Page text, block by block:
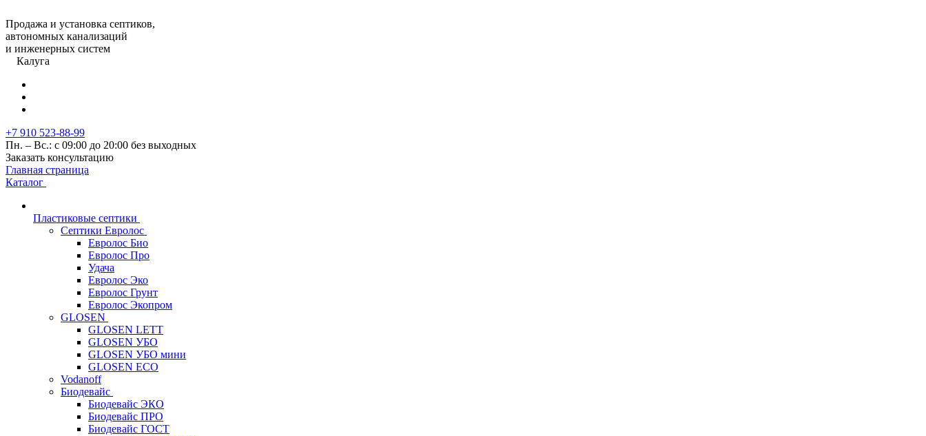
Продажа и установка септиков,
автономных канализаций
и инженерных систем
Калуга
+7 910 523-88-99
Пн. – Вс.: с 09:00 до 20:00 без выходных
Заказать консультацию
Главная страница
Каталог
Пластиковые септики
Септики Евролос
Евролос Био
Евролос Про
Удача
Евролос Эко
Евролос Грунт
Евролос Экопром
GLOSEN
GLOSEN LETT
GLOSEN УБО
GLOSEN УБО мини
GLOSEN ECO
Vodanoff
Биодевайс
Биодевайс ЭКО
Биодевайс ПРО
Биодевайс ГОСТ